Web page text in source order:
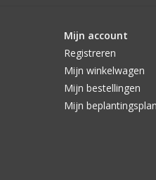
Mijn account
Registreren
Mijn winkelwagen
Mijn bestellingen
Mijn beplantingsplan